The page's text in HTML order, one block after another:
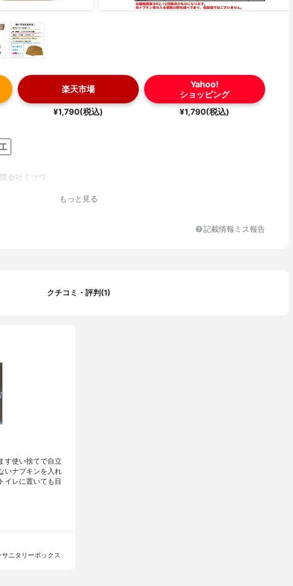
楽天市場
¥1,790(税込)
Yahoo!
ショッピング
¥1,790(税込)
会社ミツワ
もっと見る
記載情報ミス報告
クチコミ・評判(1)
す使い捨てで自立
いナプキンを入れ
イレに置いても目
ニタリーボックス